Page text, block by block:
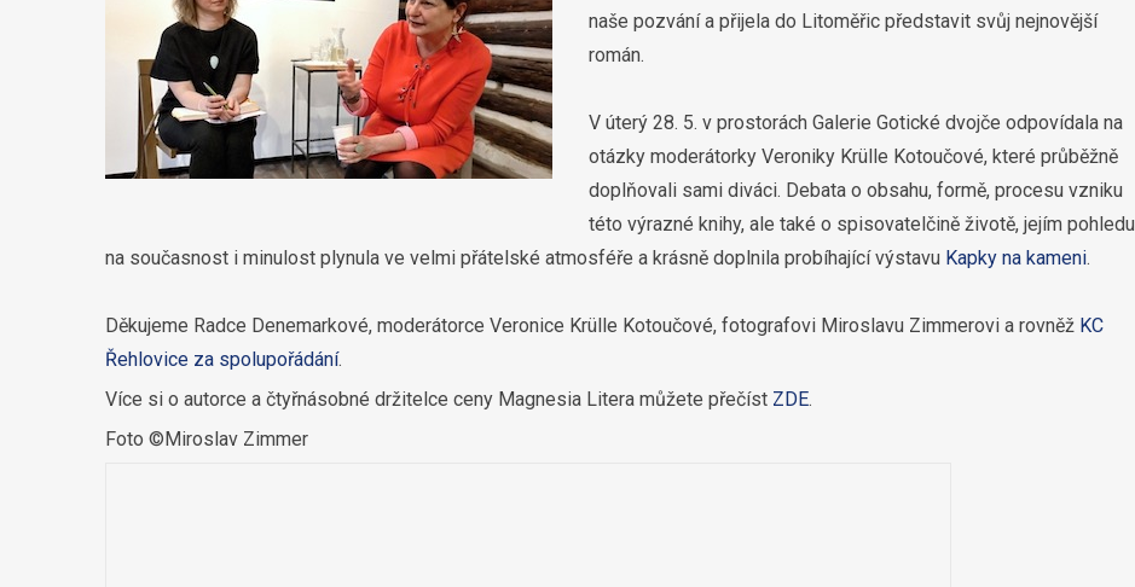
naše pozvání a přijela do Litoměřic představit svůj nejnovější
román.
V úterý 28. 5. v prostorách Galerie Gotické dvojče odpovídala na
otázky moderátorky Veroniky Krülle Kotoučové, které průběžně
doplňovali sami diváci. Debata o obsahu, formě, procesu vzniku
této výrazné knihy, ale také o spisovatelčině životě, jejím pohledu
na současnost i minulost plynula ve velmi přátelské atmosféře a krásně doplnila probíhající výstavu Kapky na kameni.
Děkujeme Radce Denemarkové, moderátorce Veronice Krülle Kotoučové, fotografovi Miroslavu Zimmerovi a rovněž KC
Řehlovice za spolupořádání.
Více si o autorce a čtyřnásobné držitelce ceny Magnesia Litera můžete přečíst ZDE.
Foto ©Miroslav Zimmer